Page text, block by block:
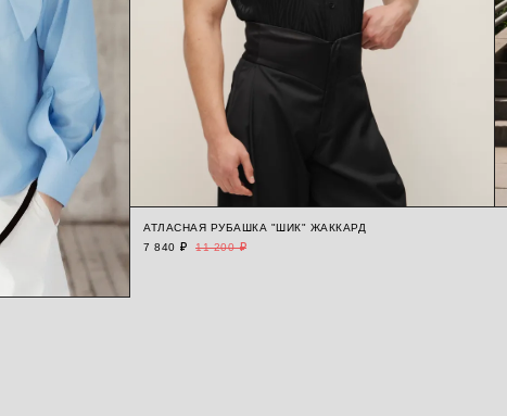
АТЛАСНАЯ РУБАШКА "ШИК" ЖАККАРД
7 840 ₽
11 200 ₽